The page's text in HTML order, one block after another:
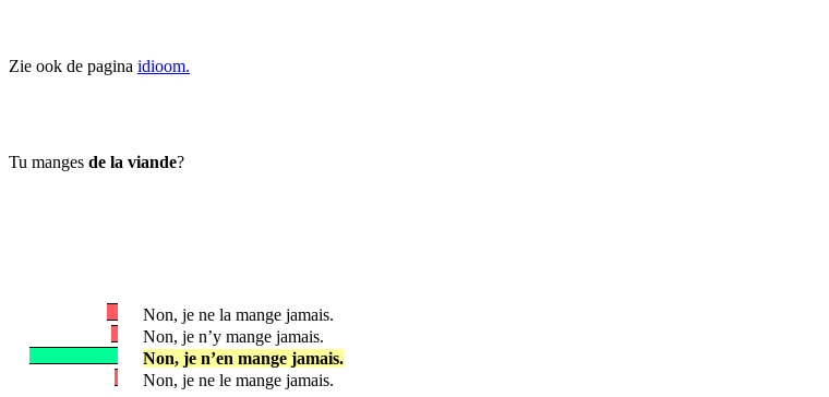
Zie ook de pagina idioom.
Tu manges de la viande?
Non, je ne la mange jamais.
Non, je n’y mange jamais.
Non, je n’en mange jamais.
Non, je ne le mange jamais.